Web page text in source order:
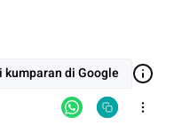
kumparan di Google